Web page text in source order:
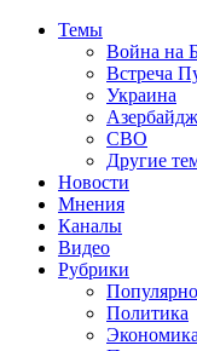
Темы
Война на
Встреча
Украина
СВО
Другие
Новости
Мнения
Каналы
Видео
Рубрики
Политика